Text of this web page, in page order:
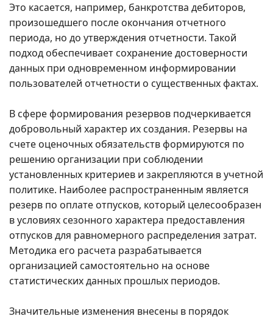
Это касается, например, банкротства дебиторов,
произошедшего после окончания отчетного
периода, но до утверждения отчетности. Такой
подход обеспечивает сохранение достоверности
данных при одновременном информировании
пользователей отчетности о существенных фактах.
В сфере формирования резервов подчеркивается
добровольный характер их создания. Резервы на
счете оценочных обязательств формируются по
решению организации при соблюдении
установленных критериев и закрепляются в учетной
политике. Наиболее распространенным является
резерв по оплате отпусков, который целесообразен
в условиях сезонного характера предоставления
отпусков для равномерного распределения затрат.
Методика его расчета разрабатывается
организацией самостоятельно на основе
статистических данных прошлых периодов.
Значительные изменения внесены в порядок